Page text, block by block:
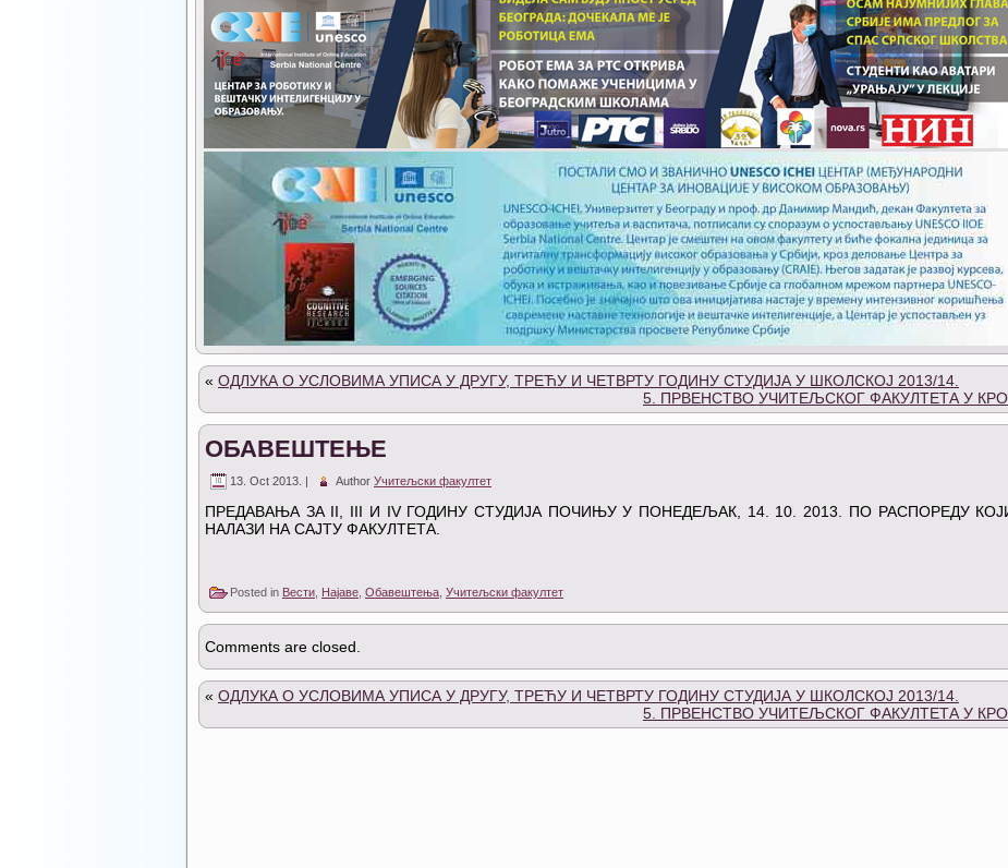
« ОДЛУКА О УСЛОВИМА УПИСА У ДРУГУ, ТРЕЋУ И ЧЕТВРТУ ГОДИНУ СТУДИЈА У ШКОЛСКОЈ 2013/14.
5. ПРВЕНСТВО УЧИТЕЉСКОГ ФАКУЛТЕТА У
ОБАВЕШТЕЊЕ
13. Oct 2013. | Author Учитељски факултет
ПРЕДАВАЊА ЗА II, III И IV ГОДИНУ СТУДИЈА ПОЧИЊУ У ПОНЕДЕЉАК, 14. 10. 2013. ПО РАСПОРЕДУ
НАЛАЗИ НА САЈТУ ФАКУЛТЕТА.
Posted in Вести Најаве Обавештења Учитељски факултет
Comments are closed.
« ОДЛУКА О УСЛОВИМА УПИСА У ДРУГУ, ТРЕЋУ И ЧЕТВРТУ ГОДИНУ СТУДИЈА У ШКОЛСКОЈ 2013/14.
5. ПРВЕНСТВО УЧИТЕЉСКОГ ФАКУЛТЕТА У